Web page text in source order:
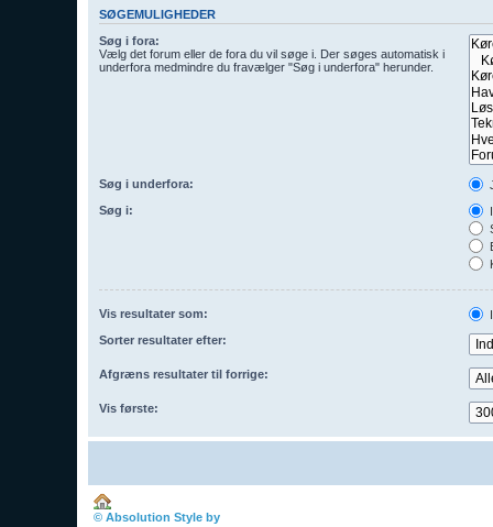
SØGEMULIGHEDER
Søg i fora:
Vælg det forum eller de fora du vil søge i. Der søges automatisk i
underfora medmindre du fravælger "Søg i underfora" herunder.
Søg i underfora:
Søg i:
Vis resultater som:
Sorter resultater efter:
Afgræns resultater til forrige:
Vis første:
© Absolution Style by